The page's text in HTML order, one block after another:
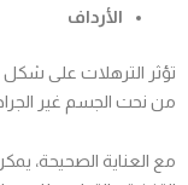
الأرداف
تؤثر الترهلات على شكل
من نحت الجسم غير
مع العناية الصحيحة،